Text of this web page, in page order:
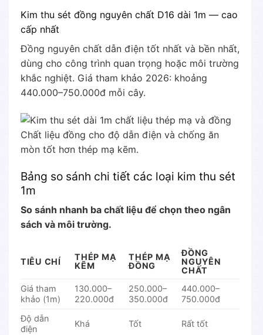
Kim thu sét đồng nguyên chất D16 dài 1m — cao
cấp nhất
Đồng nguyên chất dẫn điện tốt nhất và bền nhất,
dùng cho công trình quan trọng hoặc môi trường
khắc nghiệt. Giá tham khảo 2026: khoảng
440.000–750.000đ mỗi cây.
Chất liệu đồng cho độ dẫn điện và chống ăn
mòn tốt hơn thép mạ kẽm.
Bảng so sánh chi tiết các loại kim thu sét
1m
So sánh nhanh ba chất liệu để chọn theo ngân
sách và môi trường.
TIÊU CHÍ
THÉP MẠ
KẼM
THÉP MẠ
ĐỒNG
ĐỒNG
NGUYÊN
CHẤT
Giá tham
khảo (1m)
130.000–
220.000đ
250.000–
350.000đ
440.000–
750.000đ
Độ dẫn
điện
Khá Tốt Rất tốt